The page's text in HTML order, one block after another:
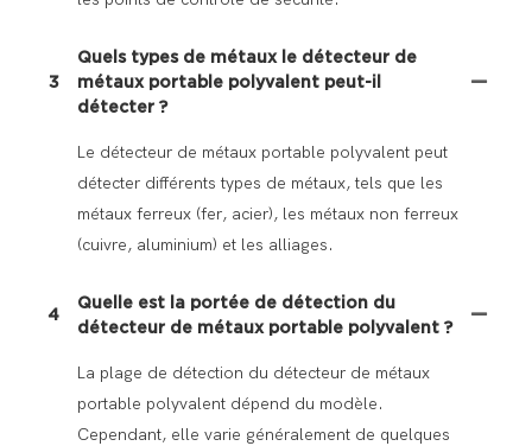
3
Quels types de métaux le détecteur de
métaux portable polyvalent peut-il
détecter ?
Le détecteur de métaux portable polyvalent peut
détecter différents types de métaux, tels que les
métaux ferreux (fer, acier), les métaux non ferreux
(cuivre, aluminium) et les alliages.
4
Quelle est la portée de détection du
détecteur de métaux portable polyvalent ?
La plage de détection du détecteur de métaux
portable polyvalent dépend du modèle.
Cependant, elle varie généralement de quelques